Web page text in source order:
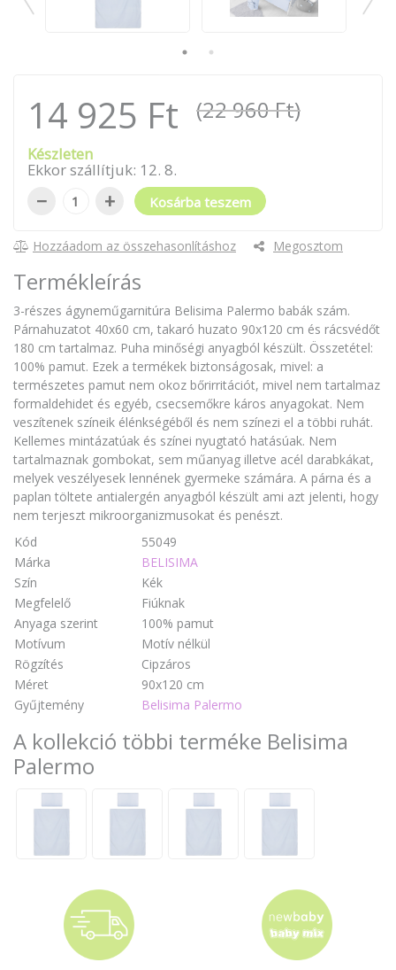
14 925 Ft (22 960 Ft)
Készleten
Ekkor szállítjuk: 12. 8.
− + Kosárba teszem
Hozzáadom az összehasonlításhoz Megosztom
Termékleírás
3-részes ágyneműgarnitúra Belisima Palermo babák szám.
Párnahuzatot 40x60 cm, takaró huzato 90x120 cm és rácsvédőt
180 cm tartalmaz. Puha minőségi anyagból készült. Összetétel:
100% pamut. Ezek a termékek biztonságosak, mivel: a
természetes pamut nem okoz bőrirritációt, mivel nem tartalmaz
formaldehidet és egyéb, csecsemőkre káros anyagokat. Nem
veszítenek színeik élénkségéből és nem színezi el a többi ruhát.
Kellemes mintázatúak és színei nyugtató hatásúak. Nem
tartalmaznak gombokat, sem műanyag illetve acél darabkákat,
melyek veszélyesek lennének gyermeke számára. A párna és a
paplan töltete antialergén anyagból készült ami azt jelenti, hogy
nem terjeszt mikroorganizmusokat és penészt.
Kód
55049
Márka
BELISIMA
Szín
Kék
Megfelelő
Fiúknak
Anyaga szerint
100% pamut
Motívum
Motív nélkül
Rögzítés
Cipzáros
Méret
90x120 cm
Gyűjtemény
Belisima Palermo
A kollekció többi terméke Belisima
Palermo